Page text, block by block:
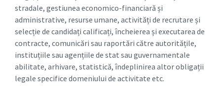
stradale, gestiunea economico-financiară și
administrative, resurse umane, activități de recrutare și
selecție de candidați calificați, încheierea și executarea de
contracte, comunicări sau raportări către autoritățile,
instituțiile sau agențiile de stat sau guvernamentale
abilitate, arhivare, statistică, îndeplinirea altor obligații
legale specifice domeniului de activitate etc.